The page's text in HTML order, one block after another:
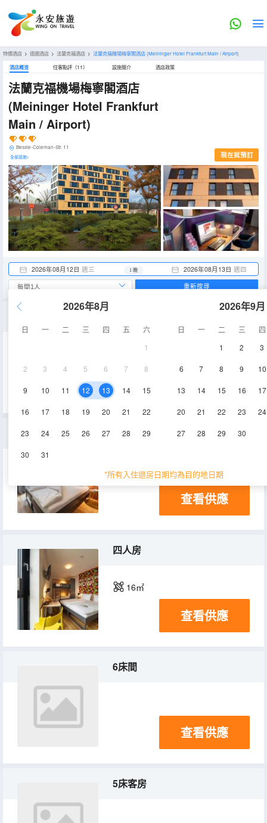
特價酒店 > 德國酒店 > 法蘭克福酒店 > 法蘭克福機場梅寧閣酒店(Meininger Hotel Frankfurt Main / Airport)
酒店概览 住客點評（11） 設施簡介 酒店政策
法蘭克福機場梅寧閣酒店
(Meininger Hotel Frankfurt
Main / Airport)
Bessie-Coleman-Str. 11
全部設施> 現在就預訂
2026年08月12日 週三 2026年08月13日 週四
1 晚
2026年8月
日 一 二 三 四 五
六
1
2 3 4 5 6 7 8
9 10 11 12 13 14 15
16 17 18 19 20 21 22
23 24 25 26 27 28 29
30 31
2026年9月
日 一 二 三
四
1
2 3
6 7 8 9 10
13 14 15 16 17
20 21 22 23 24
27 28 29 30
*所有入住退房日期均為目的地日期
重新搜尋
雙床房
12㎡ 淋浴
查看供應
四人房
16㎡
查看供應
6床間
查看供應
5床客房